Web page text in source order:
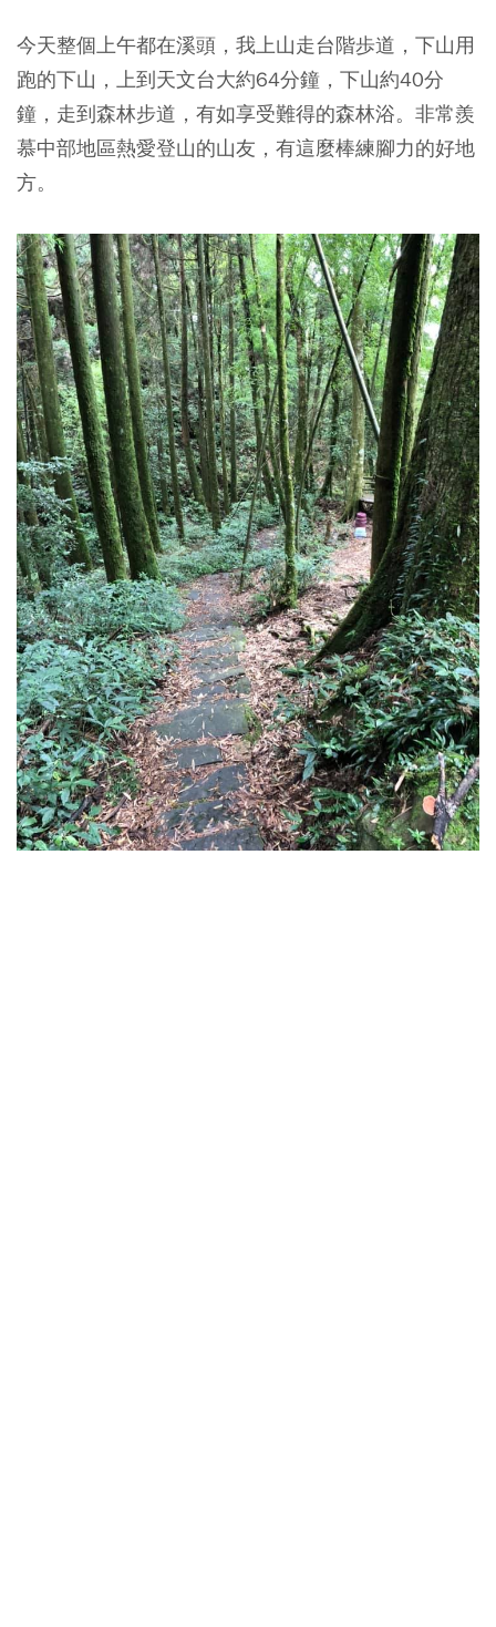
今天整個上午都在溪頭，我上山走台階歩道，下山用
跑的下山，上到天文台大約64分鐘，下山約40分
鐘，走到森林步道，有如享受難得的森林浴。非常羨
慕中部地區熱愛登山的山友，有這麼棒練腳力的好地
方。